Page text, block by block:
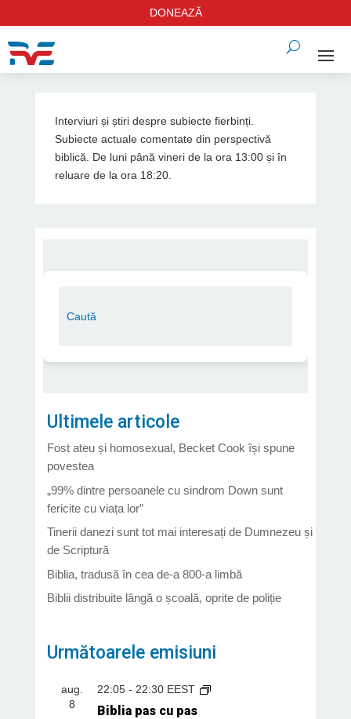
DONEAZĂ
Interviuri și știri despre subiecte fierbinți.
Subiecte actuale comentate din perspectivă
biblică. De luni până vineri de la ora 13:00 și în
reluare de la ora 18:20.
Ultimele articole
Fost ateu și homosexual, Becket Cook își spune
povestea
„99% dintre persoanele cu sindrom Down sunt
fericite cu viața lor”
Tinerii danezi sunt tot mai interesați de Dumnezeu și
de Scriptură
Biblia, tradusă în cea de-a 800-a limbă
Biblii distribuite lângă o școală, oprite de poliție
Următoarele emisiuni
aug.
8
22:05- 22:30 EEST
Biblia pas cu pas